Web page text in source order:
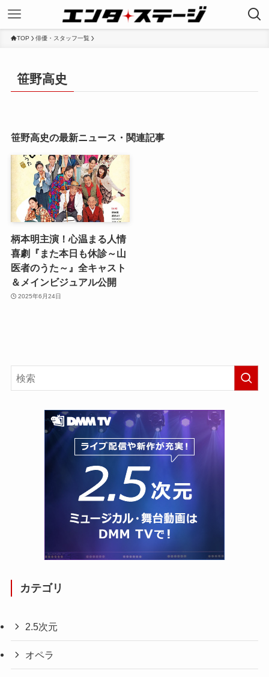
TOP 俳優・スタッフ一覧
笹野高史
笹野高史の最新ニュース・関連記事
柄本明主演！心温まる人情
喜劇『また本日も休診～山
医者のうた～』全キャスト
＆メインビジュアル公開
2025年6月24日
カテゴリ
2.5次元
オペラ